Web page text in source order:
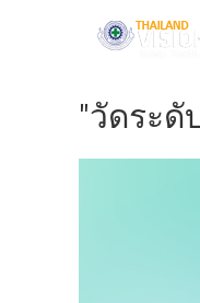
"วัดระดั